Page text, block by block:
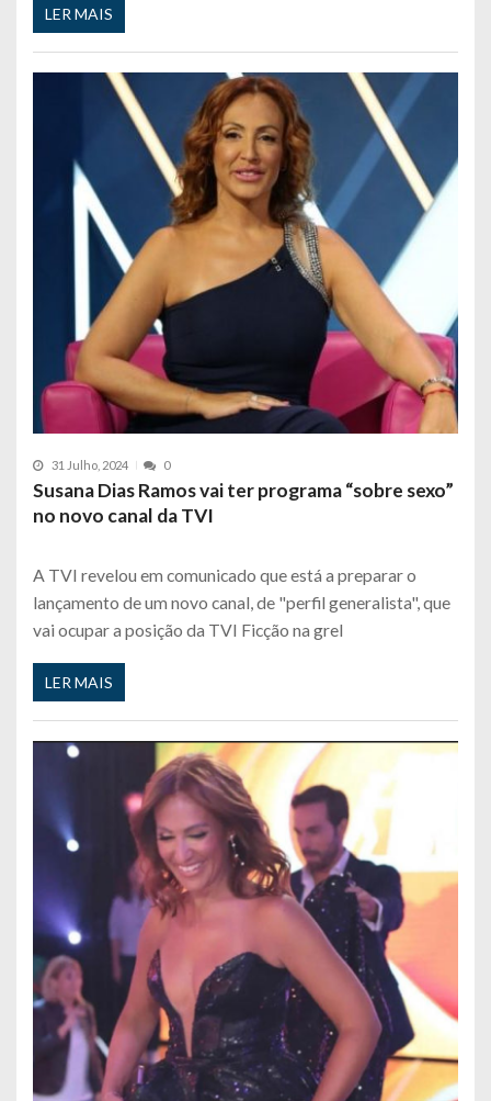
LER MAIS
31 Julho, 2024 0
Susana Dias Ramos vai ter programa “sobre sexo”
no novo canal da TVI
A TVI revelou em comunicado que está a preparar o
lançamento de um novo canal, de "perfil generalista", que
vai ocupar a posição da TVI Ficção na grel
LER MAIS